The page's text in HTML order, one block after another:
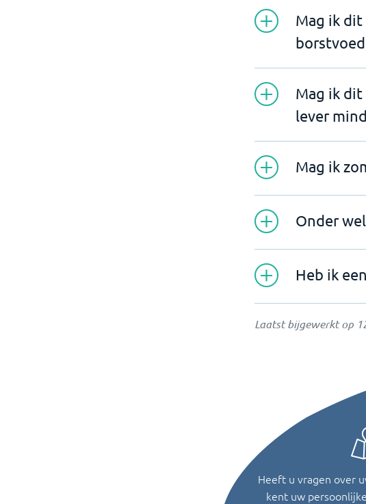
Mag ik
Mag ik
lever
Mag ik
Onder
Heb ik
Laatst bijgewerkt op
Heeft u vragen over
kent uw